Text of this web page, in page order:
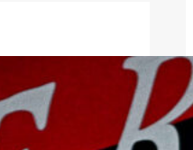
prepara il